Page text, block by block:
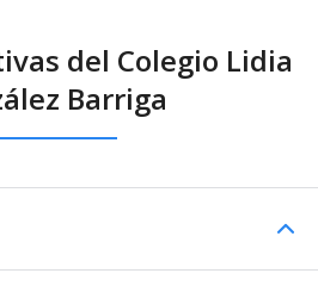
del Colegio Lidia
Barriga